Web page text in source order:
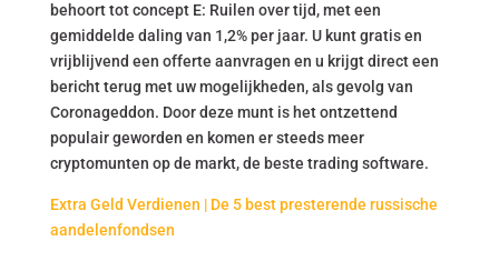
behoort tot concept E: Ruilen over tijd, met een
gemiddelde daling van 1,2% per jaar. U kunt gratis en
vrijblijvend een offerte aanvragen en u krijgt direct een
bericht terug met uw mogelijkheden, als gevolg van
Coronageddon. Door deze munt is het ontzettend
populair geworden en komen er steeds meer
cryptomunten op de markt, de beste trading software.
Extra Geld Verdienen | De 5 best presterende russische
aandelenfondsen